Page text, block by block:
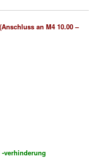
an M4 10.00 –
verhinderung